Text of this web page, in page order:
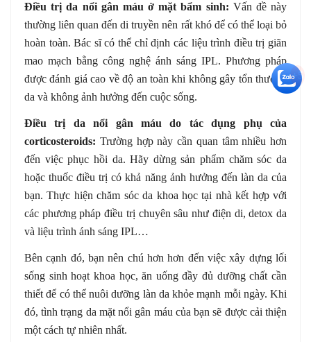
Điều trị da nổi gân máu ở mặt bẩm sinh: Vấn đề này
thường liên quan đến di truyền nên rất khó để có thể loại bỏ
hoàn toàn. Bác sĩ có thể chỉ định các liệu trình điều trị giãn
mao mạch bằng công nghệ ánh sáng IPL. Phương pháp
được đánh giá cao về độ an toàn khi không gây tổn thương
da và không ảnh hưởng đến cuộc sống.
Điều trị da nổi gân máu do tác dụng phụ của
corticosteroids: Trường hợp này cần quan tâm nhiều hơn
đến việc phục hồi da. Hãy dừng sản phẩm chăm sóc da
hoặc thuốc điều trị có khả năng ảnh hưởng đến làn da của
bạn. Thực hiện chăm sóc da khoa học tại nhà kết hợp với
các phương pháp điều trị chuyên sâu như điện di, detox da
và liệu trình ánh sáng IPL…
Bên cạnh đó, bạn nên chú hơn hơn đến việc xây dựng lối
sống sinh hoạt khoa học, ăn uống đầy đủ dưỡng chất cần
thiết để có thể nuôi dưỡng làn da khỏe mạnh mỗi ngày. Khi
đó, tình trạng da mặt nổi gân máu của bạn sẽ được cải thiện
một cách tự nhiên nhất.
+5